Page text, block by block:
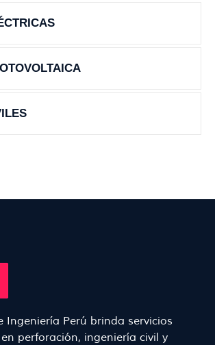
Ingeniería Perú brinda servicios
perforación, ingeniería civil y